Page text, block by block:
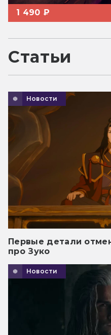
1 490 ₽
Статьи
Новости
Первые детали
про Зуко
Новости